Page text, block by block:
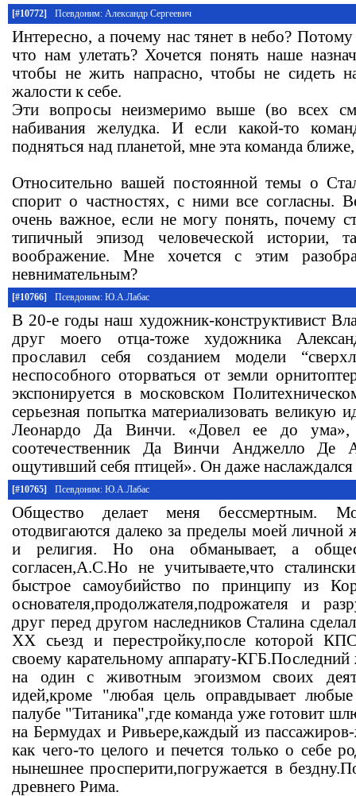
[#10772] Псевдоним: Александр Сергеевич
Интересно, а почему нас тянет в небо?
что нам улетать? Хочется понять наше
чтобы не жить напрасно, чтобы не сидеть
жалости к себе.
Эти вопросы неизмеримо выше (во всех
набивания желудка. И если какой-то
подняться над планетой, мне эта команда
Относительно вашей постоянной темы о
спорит о частностях, с ними все согласны.
очень важное, если не могу понять, почему
типичный эпизод человеческой истории,
воображение. Мне хочется с этим
невнимательным?
[#10766] Псевдоним: Ю.А.Лабас
В 20-е годы наш художник-конструктивист
друг моего отца-тоже художника
прославил себя созданием модели
неспособного оторваться от земли
экспонируется в московском
серьезная попытка материализовать великую
Леонардо Да Винчи. «Довел ее до ума»,
соотечественник Да Винчи Анджелло Де
ощутивший себя птицей». Он даже наслаждался
[#10765] Псевдоним: Ю.А.Лабас
Общество делает меня бессмертным.
отодвигаются далеко за пределы моей личной
и религия. Но она обманывает, а
согласен,А.С.Но не учитываете,что
быстрое самоубийство по принципу из
основателя,продолжателя,подрожателя и
друг перед другом наследников Сталина
ХХ сьезд и перестройку,после которой
своему карательному аппарату-
на один с животным эгоизмом своих
идей,кроме "любая цель оправдывает любые
палубе "Титаника",где команда уже готовит
на Бермудах и Ривьере,каждый из
как чего-то целого и печется только о себе
нынешнее просперити,погружается в
древнего Рима.